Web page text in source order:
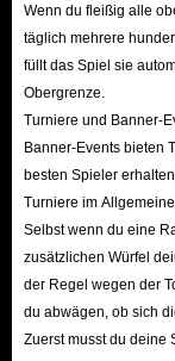
Wenn du fleißig alle
täglich mehrere
füllt das Spiel sie
Obergrenze.
Turniere und Banner-
Banner-Events bieten
besten Spieler
Turniere im
Selbst wenn du eine
zusätzlichen Würfel
der Regel wegen der
du abwägen, ob sich
Zuerst musst du deine